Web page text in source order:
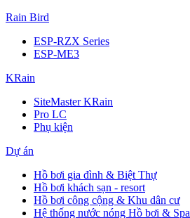
Rain Bird
ESP-RZX Series
ESP-ME3
KRain
SiteMaster KRain
Pro LC
Phụ kiện
Dự án
Hồ bơi gia đình & Biệt Thự
Hồ bơi khách sạn - resort
Hồ bơi công cộng & Khu dân cư
Hệ thống nước nóng Hồ bơi & Spa